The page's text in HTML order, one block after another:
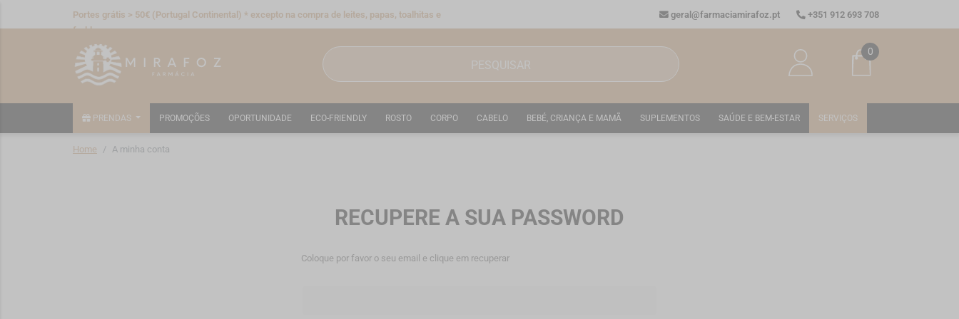
Portes grátis > 50€ (Portugal Continental) * excepto na compra de leites, papas, toalhitas e
fraldas
geral@farmaciamirafoz.pt +351 912 693 708
0
PRENDAS PROMOÇÕES OPORTUNIDADE ECO-FRIENDLY ROSTO CORPO CABELO BEBÉ, CRIANÇA E MAMÃ SUPLEMENTOS SAÚDE E BEM-ESTAR SERVIÇOS
Home A minha conta
RECUPERE A SUA PASSWORD
Coloque por favor o seu email e clique em recuperar